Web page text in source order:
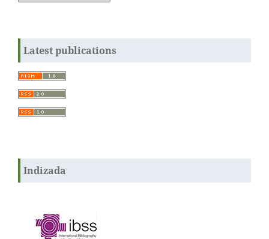
Latest publications
Indizada